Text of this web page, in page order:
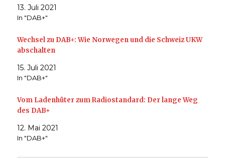
13. Juli 2021
In "DAB+"
Wechsel zu DAB+: Wie Norwegen und die Schweiz UKW
abschalten
15. Juli 2021
In "DAB+"
Vom Ladenhüter zum Radiostandard: Der lange Weg
des DAB+
12. Mai 2021
In "DAB+"